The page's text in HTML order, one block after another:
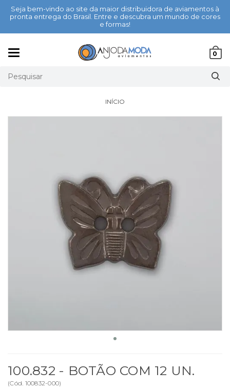
Seja bem-vindo ao site da maior distribuidora de aviamentos à
pronta entrega do Brasil. Entre e descubra um mundo de cores
e formas!
0
INÍCIO
100.832 - BOTÃO COM 12 UN.
(Cód. 100832-000)